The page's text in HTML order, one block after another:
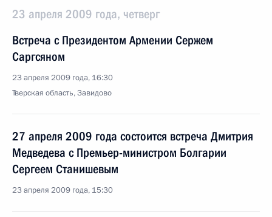
23 апреля 2009 года, четверг
Встреча с Президентом Армении Сержем
Саргсяном
23 апреля 2009 года, 16:30
Тверская область, Завидово
27 апреля 2009 года состоится встреча Дмитрия
Медведева с Премьер-министром Болгарии
Сергеем Станишевым
23 апреля 2009 года, 15:30